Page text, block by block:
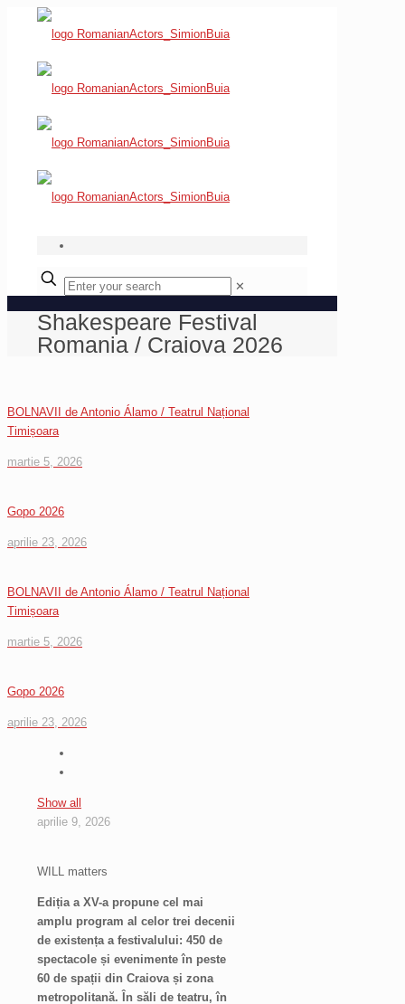
✕
Shakespeare Festival
Romania / Craiova 2026
BOLNAVII de Antonio Álamo / Teatrul Național
Timișoara
martie 5, 2026
Gopo 2026
aprilie 23, 2026
BOLNAVII de Antonio Álamo / Teatrul Național
Timișoara
martie 5, 2026
Gopo 2026
aprilie 23, 2026
Show all
aprilie 9, 2026
WILL matters
Ediția a XV-a propune cel mai
amplu program al celor trei decenii
de existența a festivalului: 450 de
spectacole și evenimente în peste
60 de spații din Craiova și zona
metropolitană. În săli de teatru, în